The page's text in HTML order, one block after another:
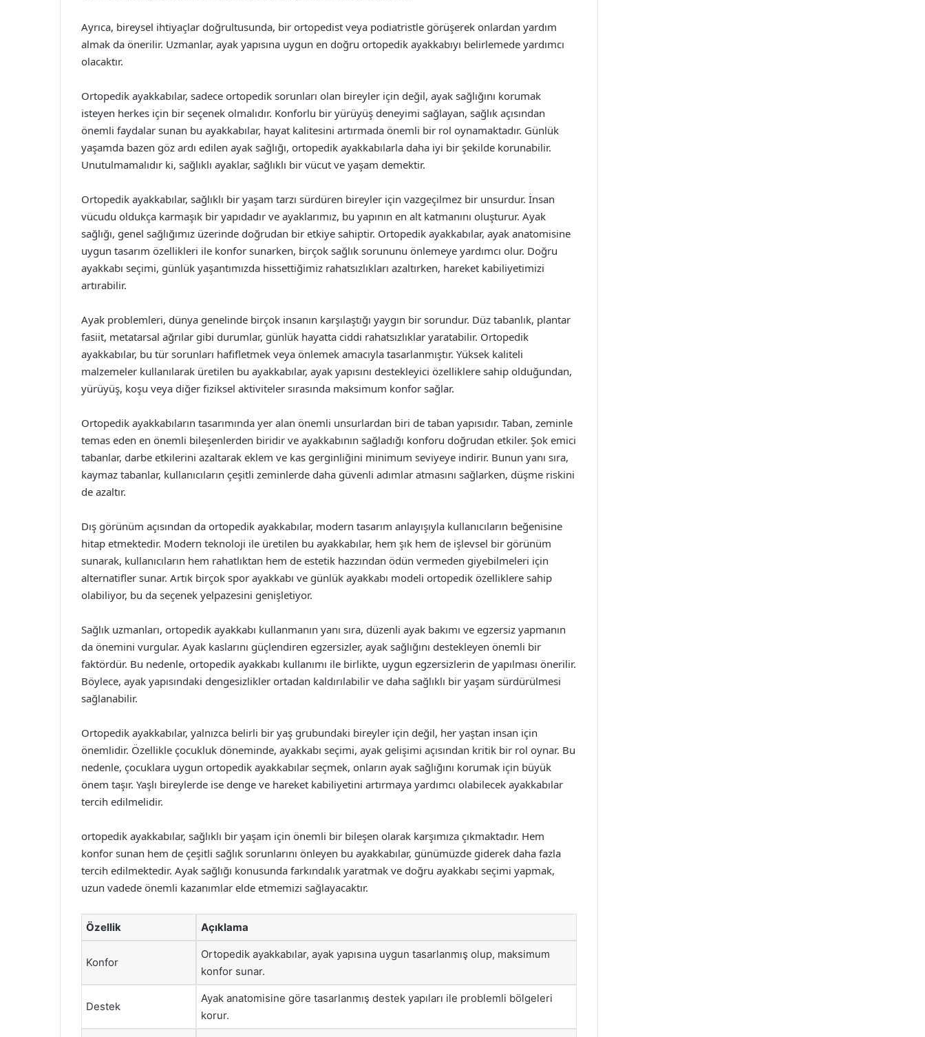
Ayrıca, bireysel ihtiyaçlar doğrultusunda, bir ortopedist veya podiatristle görüşerek onlardan yardım
almak da önerilir. Uzmanlar, ayak yapısına uygun en doğru ortopedik ayakkabıyı belirlemede yardımcı
olacaktır.
Ortopedik ayakkabılar, sadece ortopedik sorunları olan bireyler için değil, ayak sağlığını korumak
isteyen herkes için bir seçenek olmalıdır. Konforlu bir yürüyüş deneyimi sağlayan, sağlık açısından
önemli faydalar sunan bu ayakkabılar, hayat kalitesini artırmada önemli bir rol oynamaktadır. Günlük
yaşamda bazen göz ardı edilen ayak sağlığı, ortopedik ayakkabılarla daha iyi bir şekilde korunabilir.
Unutulmamalıdır ki, sağlıklı ayaklar, sağlıklı bir vücut ve yaşam demektir.
Ortopedik ayakkabılar, sağlıklı bir yaşam tarzı sürdüren bireyler için vazgeçilmez bir unsurdur. İnsan
vücudu oldukça karmaşık bir yapıdadır ve ayaklarımız, bu yapının en alt katmanını oluşturur. Ayak
sağlığı, genel sağlığımız üzerinde doğrudan bir etkiye sahiptir. Ortopedik ayakkabılar, ayak anatomisine
uygun tasarım özellikleri ile konfor sunarken, birçok sağlık sorununu önlemeye yardımcı olur. Doğru
ayakkabı seçimi, günlük yaşantımızda hissettiğimiz rahatsızlıkları azaltırken, hareket kabiliyetimizi
artırabilir.
Ayak problemleri, dünya genelinde birçok insanın karşılaştığı yaygın bir sorundur. Düz tabanlık, plantar
fasiit, metatarsal ağrılar gibi durumlar, günlük hayatta ciddi rahatsızlıklar yaratabilir. Ortopedik
ayakkabılar, bu tür sorunları hafifletmek veya önlemek amacıyla tasarlanmıştır. Yüksek kaliteli
malzemeler kullanılarak üretilen bu ayakkabılar, ayak yapısını destekleyici özelliklere sahip olduğundan,
yürüyüş, koşu veya diğer fiziksel aktiviteler sırasında maksimum konfor sağlar.
Ortopedik ayakkabıların tasarımında yer alan önemli unsurlardan biri de taban yapısıdır. Taban, zeminle
temas eden en önemli bileşenlerden biridir ve ayakkabının sağladığı konforu doğrudan etkiler. Şok emici
tabanlar, darbe etkilerini azaltarak eklem ve kas gerginliğini minimum seviyeye indirir. Bunun yanı sıra,
kaymaz tabanlar, kullanıcıların çeşitli zeminlerde daha güvenli adımlar atmasını sağlarken, düşme riskini
de azaltır.
Dış görünüm açısından da ortopedik ayakkabılar, modern tasarım anlayışıyla kullanıcıların beğenisine
hitap etmektedir. Modern teknoloji ile üretilen bu ayakkabılar, hem şık hem de işlevsel bir görünüm
sunarak, kullanıcıların hem rahatlıktan hem de estetik hazzından ödün vermeden giyebilmeleri için
alternatifler sunar. Artık birçok spor ayakkabı ve günlük ayakkabı modeli ortopedik özelliklere sahip
olabiliyor, bu da seçenek yelpazesini genişletiyor.
Sağlık uzmanları, ortopedik ayakkabı kullanmanın yanı sıra, düzenli ayak bakımı ve egzersiz yapmanın
da önemini vurgular. Ayak kaslarını güçlendiren egzersizler, ayak sağlığını destekleyen önemli bir
faktördür. Bu nedenle, ortopedik ayakkabı kullanımı ile birlikte, uygun egzersizlerin de yapılması önerilir.
Böylece, ayak yapısındaki dengesizlikler ortadan kaldırılabilir ve daha sağlıklı bir yaşam sürdürülmesi
sağlanabilir.
Ortopedik ayakkabılar, yalnızca belirli bir yaş grubundaki bireyler için değil, her yaştan insan için
önemlidir. Özellikle çocukluk döneminde, ayakkabı seçimi, ayak gelişimi açısından kritik bir rol oynar. Bu
nedenle, çocuklara uygun ortopedik ayakkabılar seçmek, onların ayak sağlığını korumak için büyük
önem taşır. Yaşlı bireylerde ise denge ve hareket kabiliyetini artırmaya yardımcı olabilecek ayakkabılar
tercih edilmelidir.
ortopedik ayakkabılar, sağlıklı bir yaşam için önemli bir bileşen olarak karşımıza çıkmaktadır. Hem
konfor sunan hem de çeşitli sağlık sorunlarını önleyen bu ayakkabılar, günümüzde giderek daha fazla
tercih edilmektedir. Ayak sağlığı konusunda farkındalık yaratmak ve doğru ayakkabı seçimi yapmak,
uzun vadede önemli kazanımlar elde etmemizi sağlayacaktır.
Özellik Açıklama
Konfor
Ortopedik ayakkabılar, ayak yapısına uygun tasarlanmış olup, maksimum
konfor sunar.
Destek
Ayak anatomisine göre tasarlanmış destek yapıları ile problemli bölgeleri
korur.